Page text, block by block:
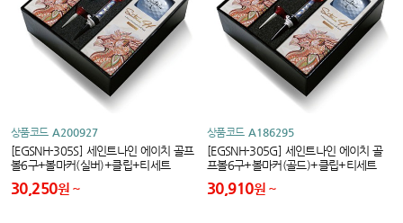
상품코드 A200927
[EGSNH-305S] 세인트나인 에이치 골프
볼6구+볼마커(실버)+클립+티세트
30,250원
상품코드 A186295
[EGSNH-305G] 세인트나인 에이치 골
프볼6구+볼마커(골드)+클립+티세트
30,910원